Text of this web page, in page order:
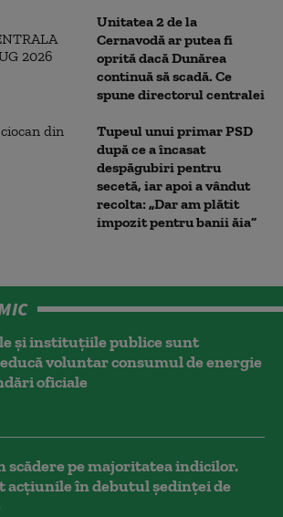
Unitatea 2 de la
Cernavodă ar putea fi
oprită dacă Dunărea
continuă să scadă. Ce
spune directorul centralei
Tupeul unui primar PSD
după ce a încasat
despăgubiri pentru
secetă, iar apoi a vândut
recolta: „Dar am plătit
impozit pentru banii ăia”
și instituțiile publice sunt
voluntar consumul de energie
oficiale
scădere pe majoritatea indicilor.
acțiunile în debutul ședinței de